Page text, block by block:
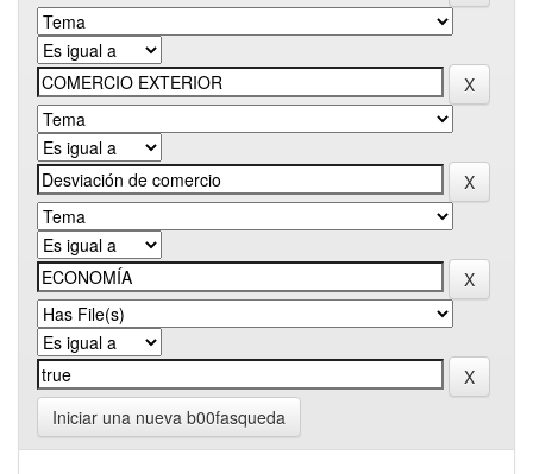
Iniciar una nueva b00fasqueda